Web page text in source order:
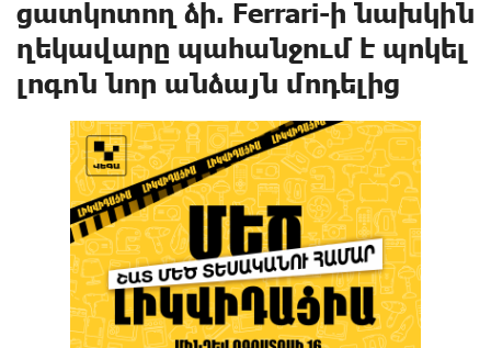
ցատկոտող ձի. Ferrari-ի նախկին
ղեկավարը պահանջում է պոկել
լոգոն նոր անձայն մոդելից